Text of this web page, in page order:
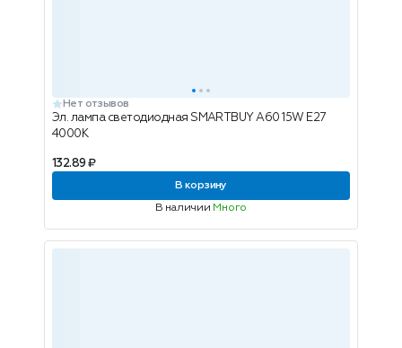
Нет отзывов
Эл. лампа светодиодная SMARTBUY A60 15W E27
4000K
132.89 ₽
В корзину
В наличии Много